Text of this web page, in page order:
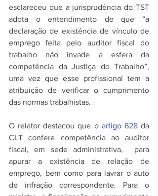
esclareceu que a jurisprudência do TST
adota o entendimento de que “a
declaração de existência de vínculo de
emprego feita pelo auditor fiscal do
trabalho não invade a esfera da
competência da Justiça do Trabalho”,
uma vez que esse profissional tem a
atribuição de verificar o cumprimento
das normas trabalhistas.
O relator destacou que o artigo 628 da
CLT confere competência ao auditor
fiscal, em sede administrativa,  para
apurar a existência de relação de
emprego, bem como para lavrar o auto
de infração correspondente. Para o